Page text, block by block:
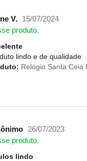
V.
15/07/2024
produto.
lindo e de qualidade
Relógio Santa Ceia
26/07/2023
produto.
lindo